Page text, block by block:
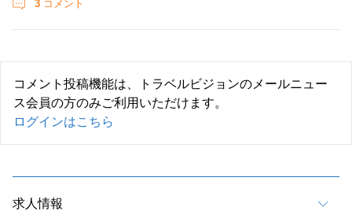
3 コメント
コメント投稿機能は、トラベルビジョンのメールニュー
ス会員の方のみご利用いただけます。
ログインはこちら
求人情報